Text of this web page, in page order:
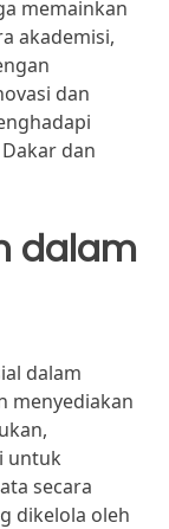
memainkan
akademisi,
dan
dan
dalam
dalam
menyediakan
untuk
secara
dikelola oleh